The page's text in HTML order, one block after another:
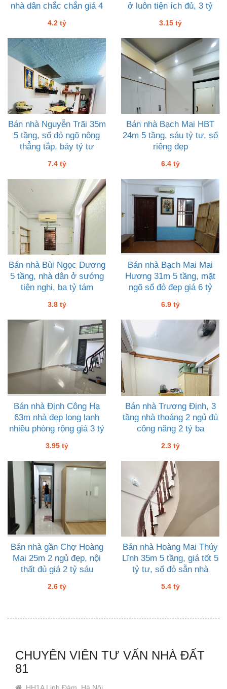
nhà dân chắc chắn giá 4
4.2 tỷ
ở luôn tiện ích đủ, 3 tỷ
3.15 tỷ
Bán nhà Nguyễn Trãi 35m
5 tầng, sổ đỏ ngõ nông
thẳng tắp, bảy tỷ tư
7.4 tỷ
Bán nhà Bạch Mai HBT
24m 5 tầng, sáu tỷ tư, sổ
riêng đẹp
6.4 tỷ
Bán nhà Bùi Ngọc Dương
5 tầng, nhà dân ở sướng
tiện nghi, ba tỷ tám
3.8 tỷ
Bán nhà Bạch Mai Mai
Hương 31m 5 tầng, mặt
ngõ sổ đỏ đẹp giá 6 tỷ
6.9 tỷ
Bán nhà Định Công Hạ
63m nhà đẹp long lanh
nhiều phòng rộng giá 3 tỷ
3.95 tỷ
Bán nhà Trương Định, 3
tầng nhà thoáng 2 ngủ đủ
công năng 2 tỷ ba
2.3 tỷ
Bán nhà gần Chợ Hoàng
Mai 25m 2 ngủ đẹp, nội
thất đủ giá 2 tỷ sáu
2.6 tỷ
Bán nhà Hoàng Mai Thúy
Lĩnh 35m 5 tầng, giá tốt 5
tỷ tư, sổ đỏ sẵn nhà
5.4 tỷ
CHUYÊN VIÊN TƯ VẤN NHÀ ĐẤT
81